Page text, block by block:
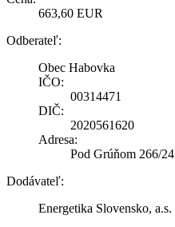
663,60 EUR
Odberateľ:
Obec Habovka
IČO:
00314471
DIČ:
2020561620
Adresa:
Pod Grúňom 266/24
Dodávateľ:
Energetika Slovensko, a.s.